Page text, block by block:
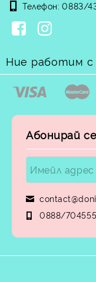
Телефон: 0883/
Ние работим с
Абонирай
0888/704555